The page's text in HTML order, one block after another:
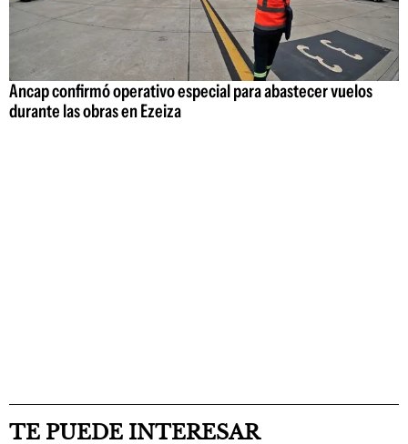
Ancap confirmó operativo especial para abastecer vuelos
durante las obras en Ezeiza
TE PUEDE INTERESAR